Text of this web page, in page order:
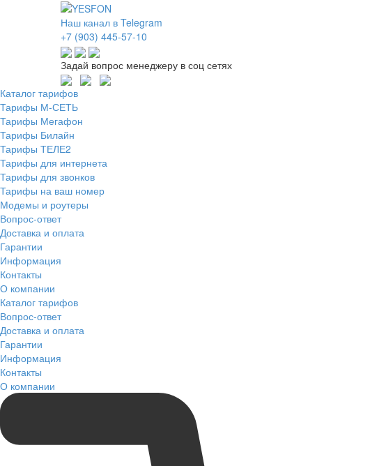
Наш канал в Telegram
+7 (903) 445-57-10
Задай вопрос менеджеру в соц сетях
Каталог тарифов
Тарифы М-СЕТЬ
Тарифы Мегафон
Тарифы Билайн
Тарифы ТЕЛЕ2
Тарифы для интернета
Тарифы для звонков
Тарифы на ваш номер
Модемы и роутеры
Вопрос-ответ
Доставка и оплата
Гарантии
Информация
Контакты
О компании
Каталог тарифов
Вопрос-ответ
Доставка и оплата
Гарантии
Информация
Контакты
О компании